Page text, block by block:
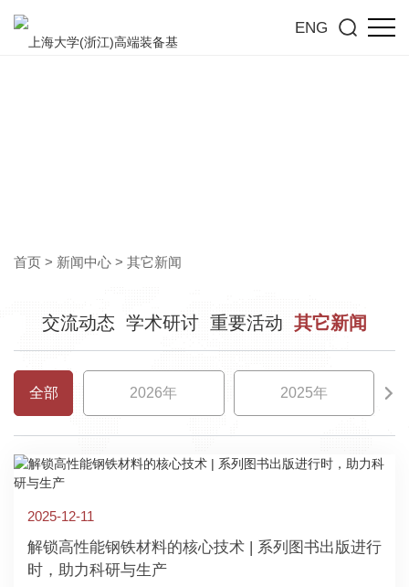
ENG
首页 > 新闻中心 > 其它新闻
交流动态 学术研讨 重要活动 其它新闻
全部 2026年 2025年
2025-12-11
解锁高性能钢铁材料的核心技术 | 系列图书出版进行
时，助力科研与生产